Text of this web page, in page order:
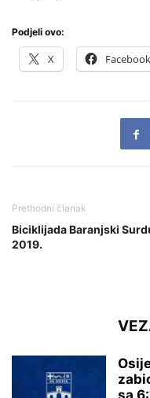
Podjeli ovo:
X Facebook
Prethodni članak
Biciklijada Baranjski
2019.
sa